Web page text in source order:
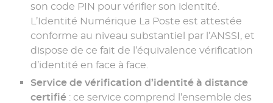
son code PIN pour vérifier son identité.
L’Identité Numérique La Poste est attestée
conforme au niveau substantiel par l’ANSSI, et
dispose de ce fait de l’équivalence vérification
d’identité en face à face.
Service de vérification d’identité à distance
certifié : ce service comprend l’ensemble des